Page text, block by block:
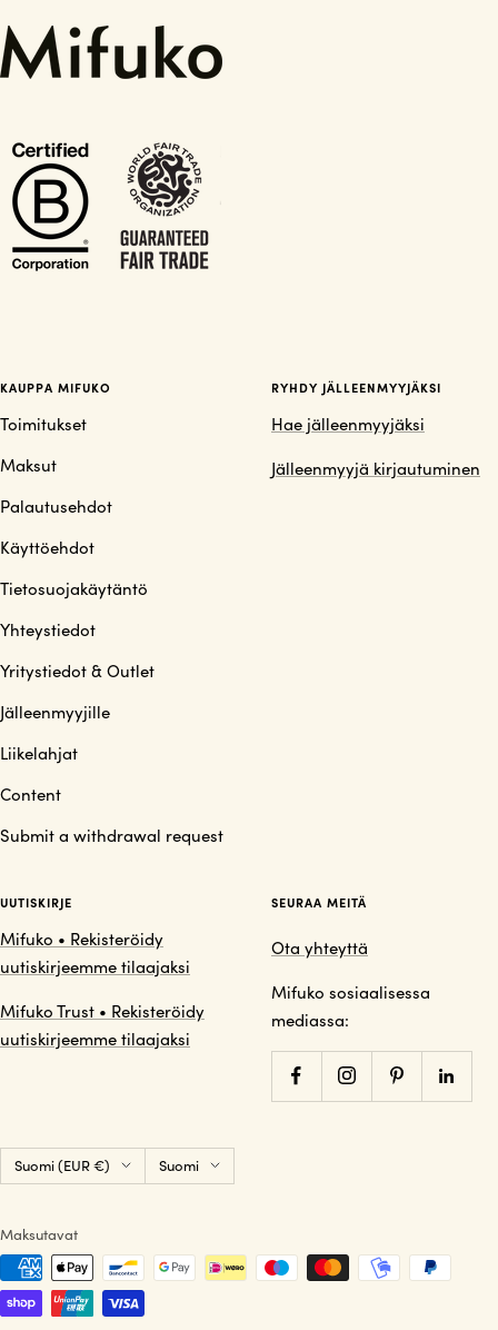
KAUPPA MIFUKO
Toimitukset
Maksut
Palautusehdot
Käyttöehdot
Tietosuojakäytäntö
Yhteystiedot
Yritystiedot & Outlet
Jälleenmyyjille
Liikelahjat
Content
Submit a withdrawal request
RYHDY JÄLLEENMYYJÄKSI
Hae jälleenmyyjäksi
Jälleenmyyjä kirjautuminen
UUTISKIRJE
Mifuko • Rekisteröidy
uutiskirjeemme tilaajaksi
Mifuko Trust • Rekisteröidy
uutiskirjeemme tilaajaksi
SEURAA MEITÄ
Ota yhteyttä
Mifuko sosiaalisessa
mediassa:
Maa/alue
Suomi (EUR €) Kieli
Suomi
Maksutavat